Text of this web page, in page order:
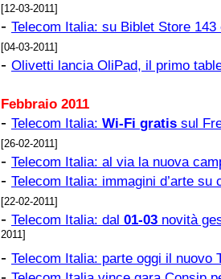
[12-03-2011]
- Telecom Italia: su Biblet Store
[04-03-2011]
- Olivetti lancia OliPad, il primo
Febbraio 2011
- Telecom Italia: Wi-Fi gratis sul
[26-02-2011]
- Telecom Italia: al via la nuova
- Telecom Italia: immagini d’arte
[22-02-2011]
- Telecom Italia: dal 01-03 novità
2011]
- Telecom Italia: parte oggi il nuovo